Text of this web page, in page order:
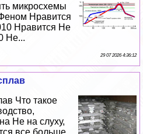
микросхемы
Нравится
Нравится Не
Не...
29 07 2026 4:36:12
Что такое
Не на слуху,
все больше...